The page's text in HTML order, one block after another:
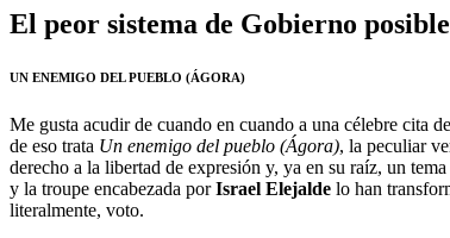
El peor sistema de Gobierno posible
UN ENEMIGO DEL PUEBLO (ÁGORA)
Me gusta acudir de cuando en cuando a una célebre cita
de eso trata Un enemigo del pueblo (Ágora), la peculiar
derecho a la libertad de expresión y, ya en su raíz, un
y la troupe encabezada porIsrael Elejalde lo han
literalmente, voto.